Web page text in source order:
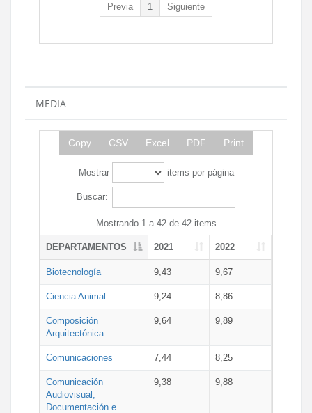
Previa 1 Siguiente
MEDIA
Copy CSV Excel PDF Print
Mostrar items por página
Buscar:
Mostrando 1 a 42 de 42 items
DEPARTAMENTOS 2021 2022
Biotecnología 9,43 9,67
Ciencia Animal 9,24 8,86
Composición
Arquitectónica
9,64 9,89
Comunicaciones 7,44 8,25
Comunicación
Audiovisual,
Documentación e
9,38 9,88